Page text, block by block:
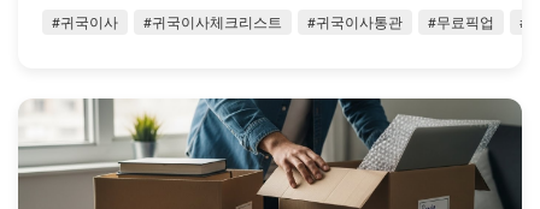
#귀국이사 #귀국이사체크리스트 #귀국이사통관 #무료픽업 #